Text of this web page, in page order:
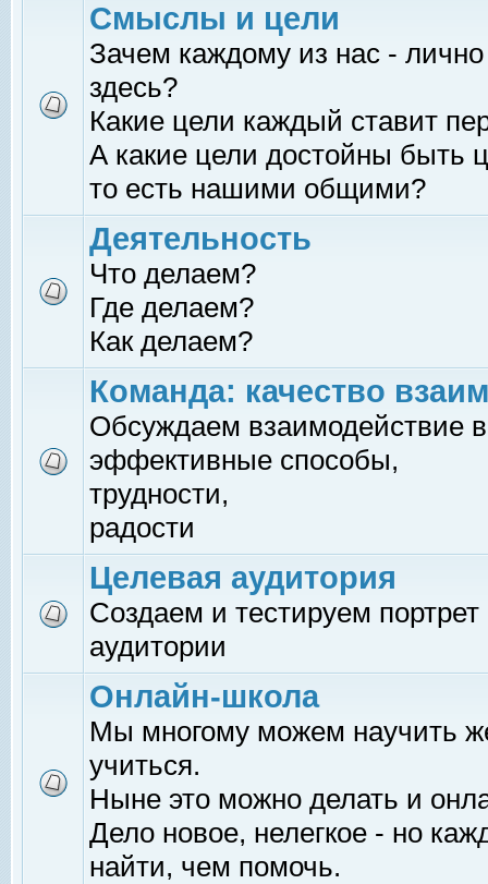
Смыслы и цели
Зачем каждому из нас -
здесь?
Какие цели каждый ставит
А какие цели достойны быть
то есть нашими общими?
Деятельность
Что делаем?
Где делаем?
Как делаем?
Команда: качество
Обсуждаем взаимодействие
эффективные способы,
трудности,
радости
Целевая аудитория
Создаем и тестируем
аудитории
Онлайн-школа
Мы многому можем научить
учиться.
Ныне это можно делать и
Дело новое, нелегкое - но
найти, чем помочь.